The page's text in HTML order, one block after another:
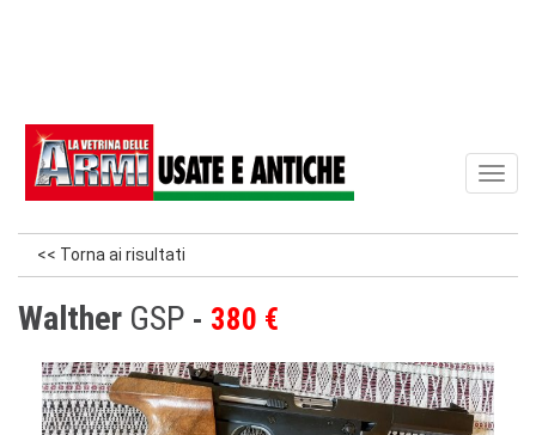
<< Torna ai risultati
Walther GSP 380 €